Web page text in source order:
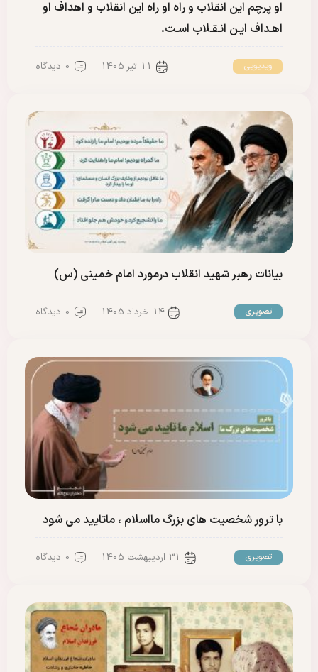
او پرچم این انقلاب و راه او راه این انقلاب و اهداف او
اهـداف ایـن انـقـلاب اسـت.
ویدیویی 11 تیر 1405 0 دیدگاه
بیانات رهبر شهید انقلاب درمورد امام خمینی (س)
تصویری 14 خرداد 1405 0 دیدگاه
با ترور شخصیت های بزرگ مااسلام ، ماتایید می شود
تصویری 31 اردیبهشت 1405 0 دیدگاه